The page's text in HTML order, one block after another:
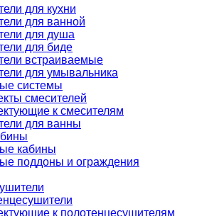
для кухни
для ванной
для душа
для биде
встраиваемые
для умывальника
системы
смесителей
к смесителям
для ванны
кабины
поддоны и ограждения
к полотенцесушителям